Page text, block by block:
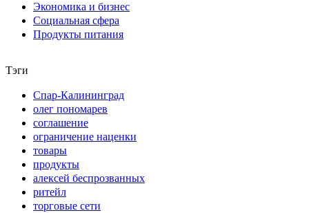
Экономика и бизнес
Социальная сфера
Продукты питания
Тэги
Спар-Калининград
олег пономарев
соглашение
ограничение наценки
товары
продукты
алексей беспрозванных
ритейл
торговые сети